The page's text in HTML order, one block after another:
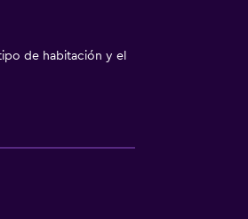
de habitación y el